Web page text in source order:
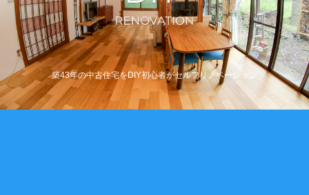
築43年の中古住宅をDIY初心者がセルフリノベーション